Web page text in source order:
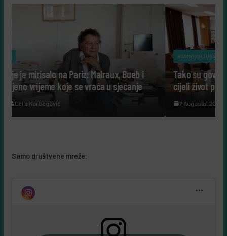
Bueb i
sjećanje
#SAMOKULTURA
Tako su govorili: Šta nam danas govore ljudi
cijeli život posvetili nauci?
Samo društvene mreže: